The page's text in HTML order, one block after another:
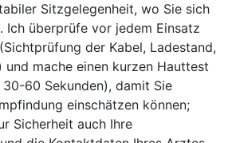
Sitzgelegenheit, wo Sie sich
Ich überprüfe vor jedem⁤ Einsatz
der Kabel, Ladestand,
und mache einen‍ kurzen ⁤Hauttest
60 Sekunden), damit Sie
einschätzen können;
Sicherheit auch Ihre